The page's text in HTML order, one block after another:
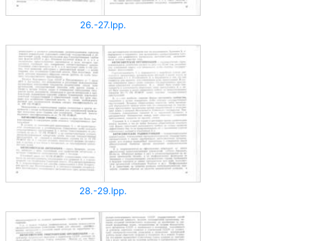
26.-27.lpp.
28.-29.lpp.